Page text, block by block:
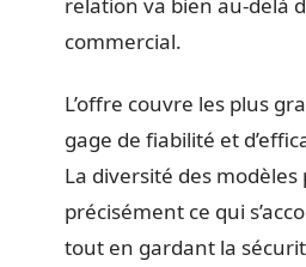
commercial.
L’offre couvre les plus
gage de fiabilité et
La diversité des
précisément ce qui
tout en gardant la